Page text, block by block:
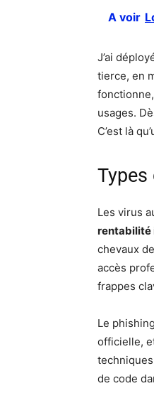
A voir
J’ai
tierce, en
usages.
C’est là
Les virus
rentabilité
chevaux
accès
frappes
Le
officielle,
de code